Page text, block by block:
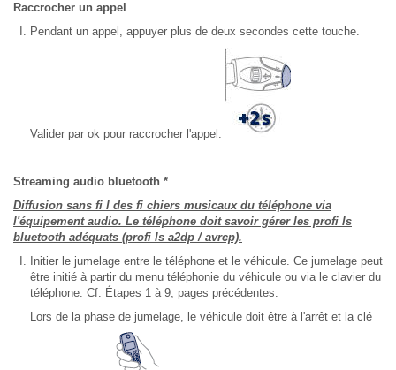
Raccrocher un appel
Pendant un appel, appuyer plus de deux secondes cette touche.
Valider par ok pour raccrocher l'appel.
Streaming audio bluetooth *
Diffusion sans fi l des fi chiers musicaux du téléphone via
l'équipement audio. Le téléphone doit savoir gérer les profi ls
bluetooth adéquats (profi ls a2dp / avrcp).
Initier le jumelage entre le téléphone et le véhicule. Ce jumelage peut
être initié à partir du menu téléphonie du véhicule ou via le clavier du
téléphone. Cf. Étapes 1 à 9, pages précédentes.
Lors de la phase de jumelage, le véhicule doit être à l'arrêt et la clé